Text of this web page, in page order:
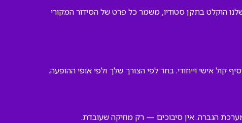
הוקלט בתקן סטודיו, משמר כל פרט של הסידור המקורי
אישי וייחודי. בחר לפי הצורך שלך ולפי אופי ההופעה.